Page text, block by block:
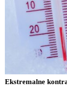
Ekstremalne